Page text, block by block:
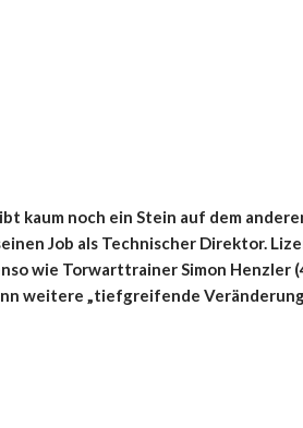
kaum noch ein Stein auf dem
Job als Technischer Direktor.
wie Torwarttrainer Simon Henzler
weitere „tiefgreifende